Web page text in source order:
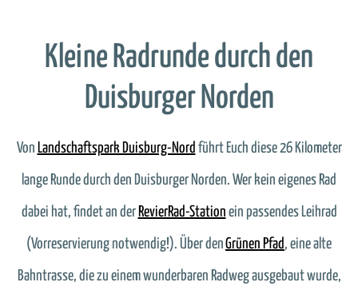
Kleine Radrunde durch den
Duisburger Norden
Von Landschaftspark Duisburg-Nord führt Euch diese 26 Kilometer
lange Runde durch den Duisburger Norden. Wer kein eigenes Rad
dabei hat, findet an der RevierRad-Station ein passendes Leihrad
(Vorreservierung notwendig!). Über denGrünen Pfad, eine alte
Bahntrasse, die zu einem wunderbaren Radweg ausgebaut wurde,